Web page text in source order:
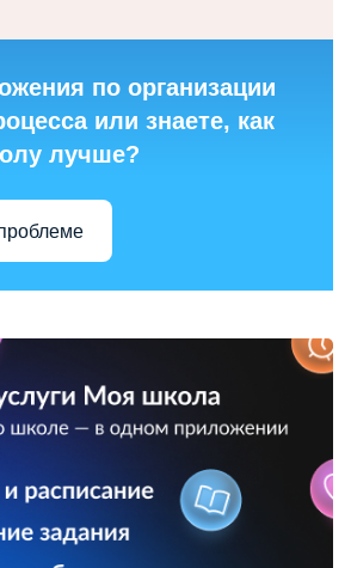
по организации
или знаете, как
лучше?